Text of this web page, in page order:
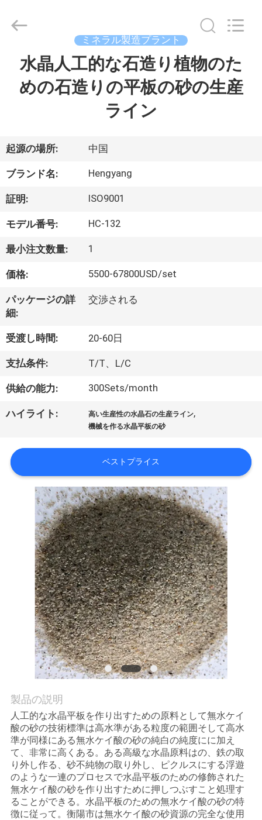
ダ
ク
ト
私
に
つ
い
て
工
場
行
連
絡
し
な
さ
い
2021
Industrial
ミネラル製造プラント
水晶人工的な石造り植物のた
めの石造りの平板の砂の生産
ライン
起源の場所: 中国
ブランド名: Hengyang
証明: ISO9001
モデル番号: HC-132
最小注文数量: 1
価格: 5500-67800USD/set
パッケージの詳
細:
交渉される
受渡し時間: 20-60日
支払条件: T/T、L/C
供給の能力: 300Sets/month
ハイライト: 高い生産性の水晶石の生産ライン,
機械を作る水晶平板の砂
ベストプライス
製品の説明
人工的な水晶平板を作り出すための原料として無水ケイ
酸の砂の技術標準は高水準がある粒度の範囲そして高水
準が同様にある無水ケイ酸の砂の純白の純度にに加え
て、非常に高くある。ある高級な水晶原料はの、鉄の取
り外し作る、砂不純物の取り外し、ピクルスにする浮遊
のような一連のプロセスで水晶平板のための修飾された
無水ケイ酸の砂を作り出すために押しつぶすこと処理す
ることができる。水晶平板のための無水ケイ酸の砂の特
徴に従って。衡陽市は無水ケイ酸の砂資源の完全な使用